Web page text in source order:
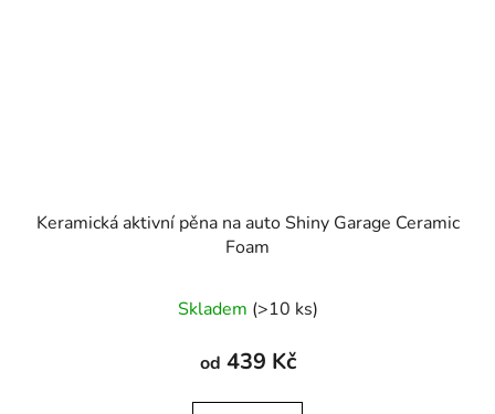
Keramická aktivní pěna na auto Shiny Garage Ceramic
Foam
Skladem (>10 ks)
od 439 Kč